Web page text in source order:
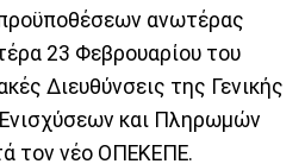
ανωτέρας
23 Φεβρουαρίου του
Διευθύνσεις της Γενικής
και Πληρωμών
τον νέο ΟΠΕΚΕΠΕ.